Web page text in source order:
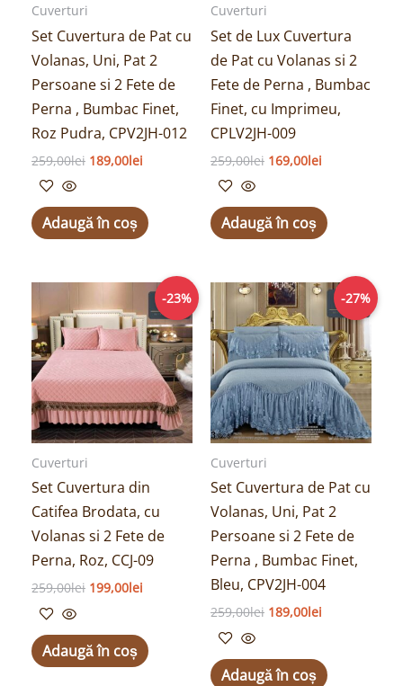
Cuverturi
Set Cuvertura de Pat cu
Volanas, Uni, Pat 2
Persoane si 2 Fete de
Perna , Bumbac Finet,
Roz Pudra, CPV2JH-012
259,00lei 189,00lei
Adaugă în coș
Cuverturi
Set de Lux Cuvertura
de Pat cu Volanas si 2
Fete de Perna , Bumbac
Finet, cu Imprimeu,
CPLV2JH-009
259,00lei 169,00lei
Adaugă în coș
-23%
Cuverturi
Set Cuvertura din
Catifea Brodata, cu
Volanas si 2 Fete de
Perna, Roz, CCJ-09
259,00lei
inițial
a
fost:
259,00lei.
199,00lei
Prețul
curent
este:
199,00lei.
Adaugă în coș
-27%
Cuverturi
Set Cuvertura de Pat cu
Volanas, Uni, Pat 2
Persoane si 2 Fete de
Perna , Bumbac Finet,
Bleu, CPV2JH-004
259,00lei
Prețul
inițial
a
fost:
259,00lei.
189,00lei
Prețul
curent
este:
189,00lei.
Adaugă în coș